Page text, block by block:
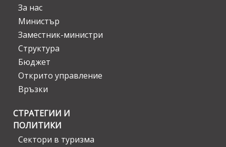
За нас
Министър
Заместник-министри
Структура
Бюджет
Открито управление
Връзки
СТРАТЕГИИ И
ПОЛИТИКИ
Сектори в туризма